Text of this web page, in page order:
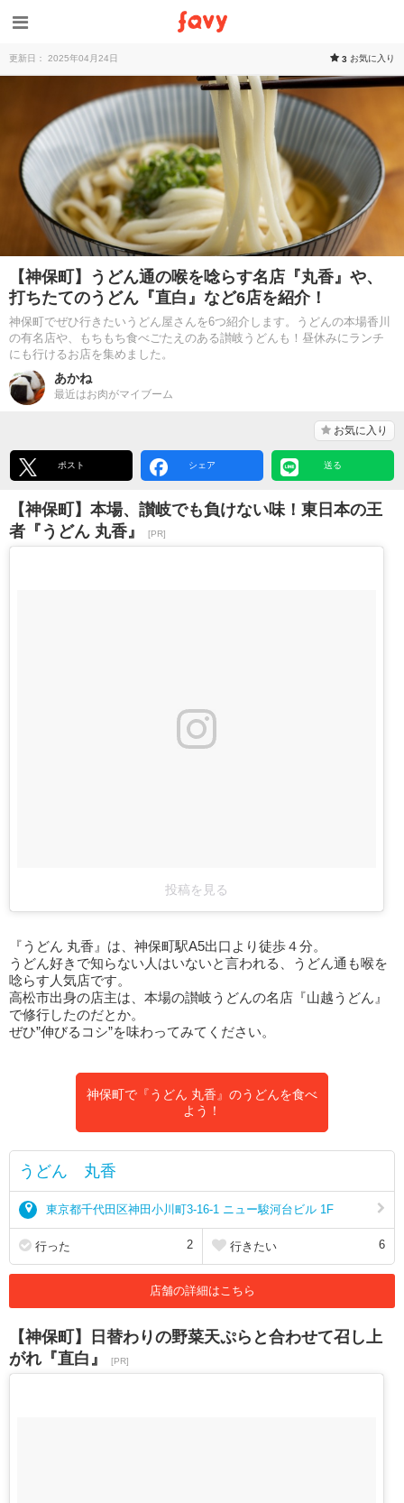
更新日： 2025年04月24日 3 お気に入り
【神保町】うどん通の喉を唸らす名店『丸香』や、
打ちたてのうどん『直白』など6店を紹介！
神保町でぜひ行きたいうどん屋さんを6つ紹介します。うどんの本場香川
の有名店や、もちもち食べごたえのある讃岐うどんも！昼休みにランチ
にも行けるお店を集めました。
あかね
最近はお肉がマイブーム
お気に入り
ポスト シェア 送る
【神保町】本場、讃岐でも負けない味！東日本の王
者『うどん 丸香』
[PR]
投稿を見る
『うどん 丸香』は、神保町駅A5出口より徒歩４分。
うどん好きで知らない人はいないと言われる、うどん通も喉を
唸らす人気店です。
高松市出身の店主は、本場の讃岐うどんの名店『山越うどん』
で修行したのだとか。
ぜひ”伸びるコシ”を味わってみてください。
神保町で『うどん 丸香』のうどんを食べ
よう！
うどん 丸香
東京都千代田区神田小川町3-16-1 ニュー駿河台ビル 1F
行った 2 行きたい 6
店舗の詳細はこちら
【神保町】日替わりの野菜天ぷらと合わせて召し上
がれ『直白』
[PR]